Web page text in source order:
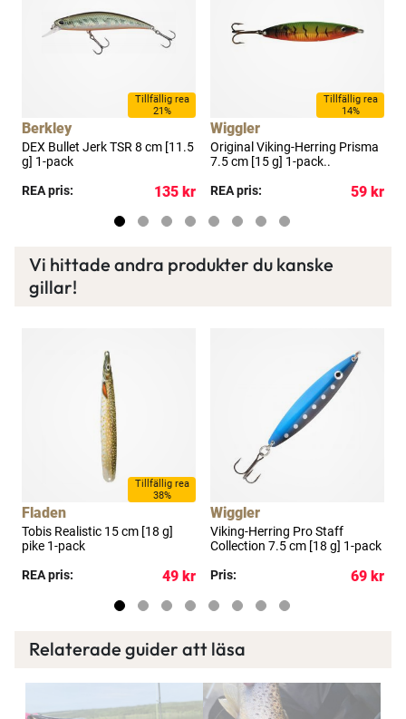
Spana in FJ Max
Ett exklusivt medlemskap med många förmåner.
varje månad och mycket mer. Spara tusenlappar
idag!
Tillfällig rea
21%
Berkley
DEX Bullet Jerk TSR 8 cm [11.5
g] 1-pack
REA pris:
135 kr
Tillfällig rea
14%
Wiggler
Original Viking-Herring Prisma
7.5 cm [15 g] 1-pack..
REA pris:
59 kr
Vi hittade andra produkter du kanske
gillar!
Tillfällig rea
38%
Fladen
Tobis Realistic 15 cm [18 g]
pike 1-pack
REA pris:
49 kr
Wiggler
Viking-Herring Pro Staff
Collection 7.5 cm [18 g] 1-pack
Pris:
69 kr
Relaterade guider att läsa